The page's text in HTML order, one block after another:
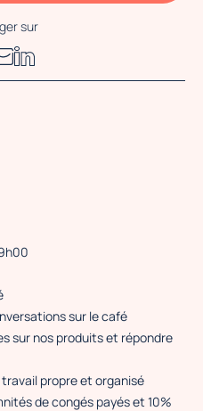
sur
sur le café
sur nos produits et répondre
propre et organisé
de congés payés et 10%